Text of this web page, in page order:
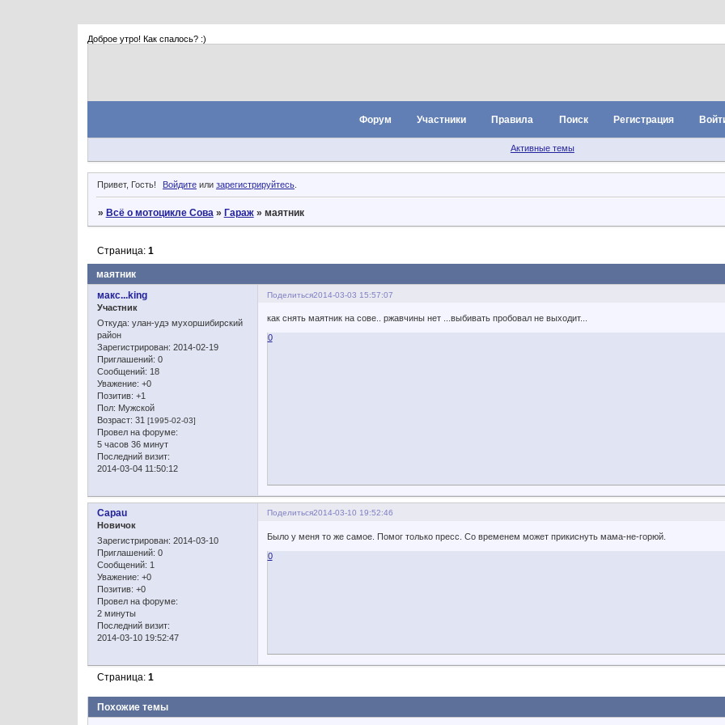
Доброе утро! Как спалось? :)
Форум Участники Правила Поиск Регистрация
Активные темы
Привет, Гость! Войдите илизарегистрируйтесь.
» Всё о мотоцикле Сова » Гараж » маятник
маятник
Страница: 1
Поделиться2014-03-03 15:57:07
макс...king
Участник
Откуда: улан-удэ мухоршибирский
район
Зарегистрирован: 2014-02-19
Приглашений: 0
Сообщений: 18
Уважение: +0
Позитив: +1
Пол: Мужской
Возраст: 31 [1995-02-03]
Провел на форуме:
5 часов 36 минут
Последний визит:
2014-03-04 11:50:12
как снять маятник на сове.. ржавчины нет ...выбивать пробовал не выходит...
0
Поделиться2014-03-10 19:52:46
Capau
Новичок
Зарегистрирован: 2014-03-10
Приглашений: 0
Сообщений: 1
Уважение: +0
Позитив: +0
Провел на форуме:
2 минуты
Последний визит:
2014-03-10 19:52:47
Было у меня то же самое. Помог только пресс. Со временем может прикиснуть мама-не-горюй.
0
Страница: 1
Похожие темы